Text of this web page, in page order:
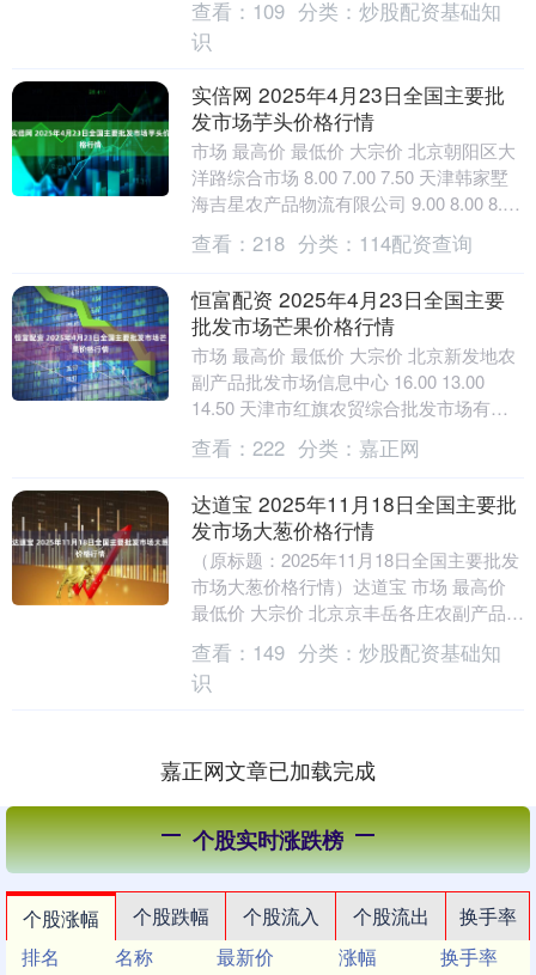
查看： 109 分类： 炒股配资基础知
识
实倍网 2025年4月23日全国主要批
发市场芋头价格行情
市场 最高价 最低价 大宗价 北京朝阳区大
洋路综合市场 8.00 7.00 7.50 天津韩家墅
海吉星农产品物流有限公司 9.00 8.00 8.50
山西省长....
查看： 218 分类： 114配资查询
恒富配资 2025年4月23日全国主要
批发市场芒果价格行情
市场 最高价 最低价 大宗价 北京新发地农
副产品批发市场信息中心 16.00 13.00
14.50 天津市红旗农贸综合批发市场有限
公司 14.00 7.00 ....
查看： 222 分类： 嘉正网
达道宝 2025年11月18日全国主要批
发市场大葱价格行情
（原标题：2025年11月18日全国主要批发
市场大葱价格行情）达道宝 市场 最高价
最低价 大宗价 北京京丰岳各庄农副产品批
发市场 3.00 2.60 2.80....
查看： 149 分类： 炒股配资基础知
识
嘉正网文章已加载完成
个股实时涨跌榜
个股涨幅 个股跌幅 个股流入 个股流出
换手率
排名
名称 最新价 涨幅
换手率